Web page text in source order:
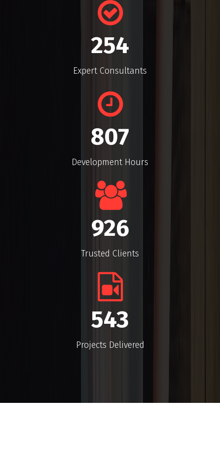
254
Expert Consultants
807
Development Hours
926
Trusted Clients
543
Projects Delivered